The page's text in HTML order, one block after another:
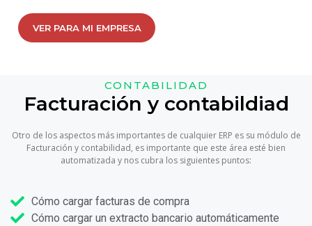
VER PARA MI EMPRESA
CONTABILIDAD
Facturación y contabildiad
Otro de los aspectos más importantes de cualquier ERP es su módulo de
Facturación y contabilidad, es importante que este área esté bien
automatizada y nos cubra los siguientes puntos:
Cómo cargar facturas de compra
Cómo cargar un extracto bancario automáticamente